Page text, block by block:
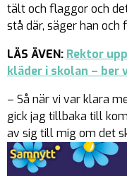
tält och flaggor och
stå där, säger han och
LÄS ÄVEN: Rektor
kläder i skolan – ber
– Så när vi var klara
gick jag tillbaka till
av sig till mig om det